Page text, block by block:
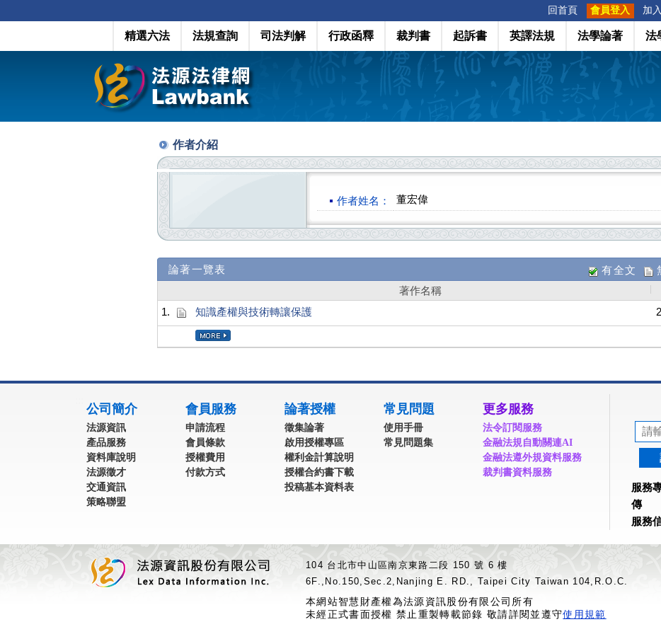
回首頁 會員登入 加
精選六法 法規查詢 司法判解 行政函釋 裁判書 起訴書 英譯法規 法學論著 法
作者介紹
作者姓名： 董宏偉
論著一覽表 有全文
著作名稱
1.
知識產權與技術轉讓保護
公司簡介
法源資訊
產品服務
資料庫說明
法源徵才
交通資訊
策略聯盟
會員服務
申請流程
會員條款
授權費用
付款方式
論著授權
徵集論著
啟用授權專區
權利金計算說明
授權合約書下載
投稿基本資料表
常見問題
使用手冊
常見問題集
更多服務
法令訂閱服務
金融法規自動關連AI
金融法遵外規資料服務
裁判書資料服務
服務
傳 真
服務
104 台北市中山區南京東路二段 150 號 6 樓
6F.,No.150,Sec.2,Nanjing E. RD., Taipei City Taiwan 104,R.O.C.
本網站智慧財產權為法源資訊股份有限公司所有
未經正式書面授權 禁止重製轉載節錄 敬請詳閱並遵守使用規範